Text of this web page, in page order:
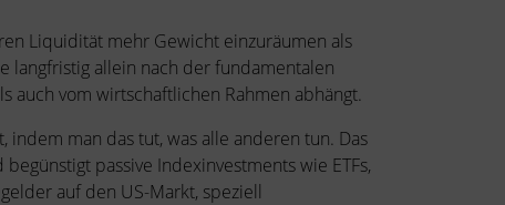
Liquidität mehr Gewicht einzuräumen als
langfristig allein nach der fundamentalen
vom wirtschaftlichen Rahmen abhängt.
man das tut, was alle anderen tun. Das
passive Indexinvestments wie ETFs,
auf den US-Markt, speziell